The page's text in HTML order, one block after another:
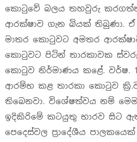
කොටු‍වේ බලය තහවුරු
ආරක්ෂාව ගැන බියක් තිබුණා. ඒ
මාතර ‍කොටුවට අමතර
කොටුවට පිටින් තාරකාවක
කොටුව නිර්මාණය කළේ. වර්ෂ.
ආරම්භ කළ තාරකා කොටුව
තිබෙනවා. විශේෂත්වය නම්
ඉදිකිරිමේ කටයුතු භාරව සිට
පෙදෙස්වල ප්‍රාදේශීය